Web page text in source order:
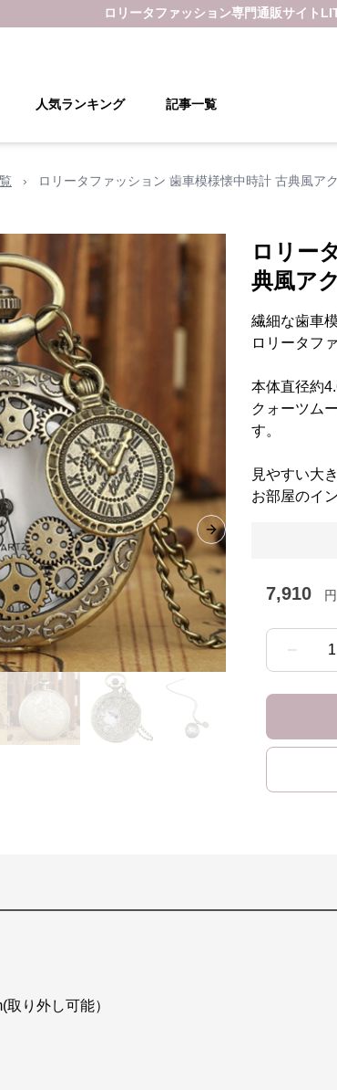
ロリータファッション専門通販サイト
人気ランキング 記事一覧
› ロリータファッション 歯車模様懐中時計 古典風ア
Next slide
ロリー
典風ア
繊細な歯車
ロリータフ
本体直径約
クォーツム
す。
見やすい大
お部屋のイ
7,910 円
1
り外し可能）